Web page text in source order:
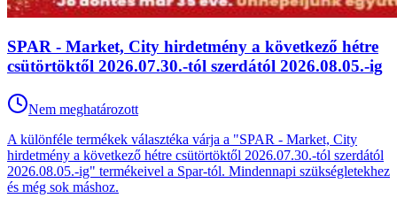
SPAR - Market, City hirdetmény a következő hétre
csütörtöktől 2026.07.30.-tól szerdától 2026.08.05.-ig
Nem meghatározott
A különféle termékek választéka várja a "SPAR - Market, City
hirdetmény a következő hétre csütörtöktől 2026.07.30.-tól szerdától
2026.08.05.-ig" termékeivel a Spar-tól. Mindennapi szükségletekhez
és még sok máshoz.